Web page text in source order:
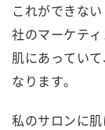
これができな
社のマーケテ
肌にあってい
なります。
私のサロンに